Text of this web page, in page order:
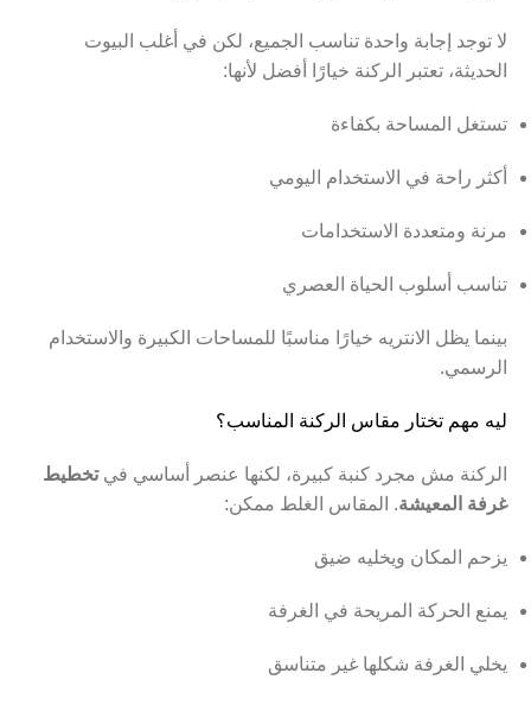
لا توجد إجابة واحدة تناسب الجميع، لكن في أغلب البيوت
الحديثة، تعتبر الركنة خيارًا أفضل لأنها:
تستغل المساحة بكفاءة
أكثر راحة في الاستخدام اليومي
مرنة ومتعددة الاستخدامات
تناسب أسلوب الحياة العصري
بينما يظل الانتريه خيارًا مناسبًا للمساحات الكبيرة والاستخدام
الرسمي.
ليه مهم تختار مقاس الركنة المناسب؟
الركنة مش مجرد كنبة كبيرة، لكنها عنصر أساسي فيتخطيط
غرفة المعيشة. المقاس الغلط ممكن:
يزحم المكان ويخليه ضيق
يمنع الحركة المريحة في الغرفة
يخلي الغرفة شكلها غير متناسق